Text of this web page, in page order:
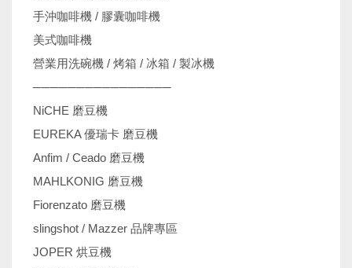
手沖咖啡機 / 膠囊咖啡機
美式咖啡機
營業用洗碗機 / 烤箱 / 冰箱 / 製冰機
────────────────
NiCHE 磨豆機
EUREKA 優瑞卡 磨豆機
Anfim / Ceado 磨豆機
MAHLKONIG 磨豆機
Fiorenzato 磨豆機
slingshot / Mazzer 品牌專區
JOPER 烘豆機